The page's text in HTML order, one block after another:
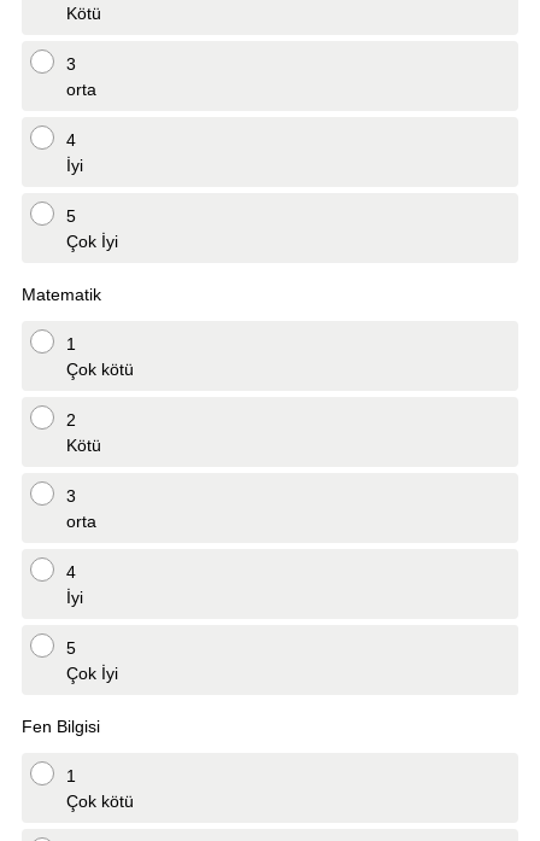
Kötü
3
orta
4
İyi
5
Çok İyi
Matematik
1
Çok kötü
2
Kötü
3
orta
4
İyi
5
Çok İyi
Fen Bilgisi
1
Çok kötü